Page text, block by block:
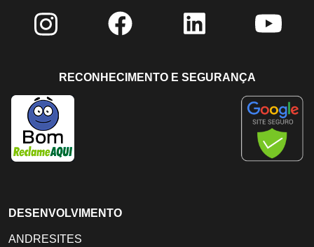
RECONHECIMENTO E SEGURANÇA
DESENVOLVIMENTO
ANDRESITES